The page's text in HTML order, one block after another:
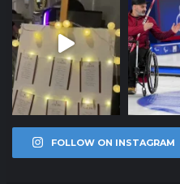
FOLLOW ON INSTAGRAM